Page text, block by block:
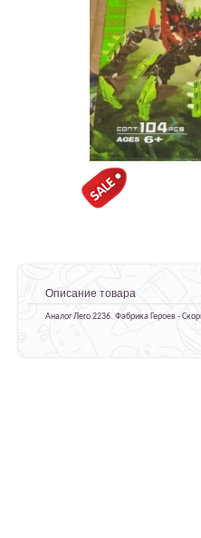
Описание товара
Аналог Лего 2236. Фабрика Героев -